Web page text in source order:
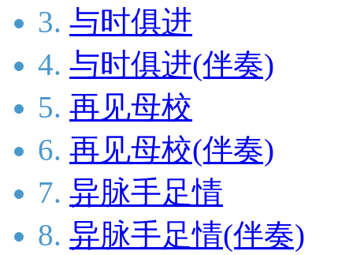
3. 与时俱进
4. 与时俱进(伴奏)
5. 再见母校
6. 再见母校(伴奏)
7. 异脉手足情
8. 异脉手足情(伴奏)